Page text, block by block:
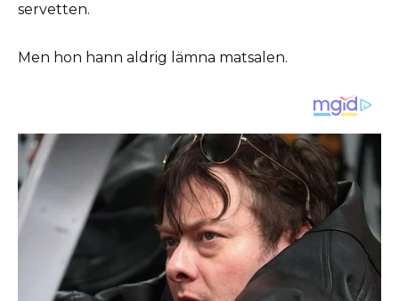
servetten.
Men hon hann aldrig lämna matsalen.